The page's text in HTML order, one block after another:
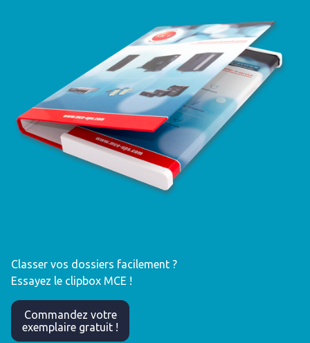
Classer vos dossiers facilement ?
Essayez le clipbox MCE !
Commandez votre
exemplaire gratuit !